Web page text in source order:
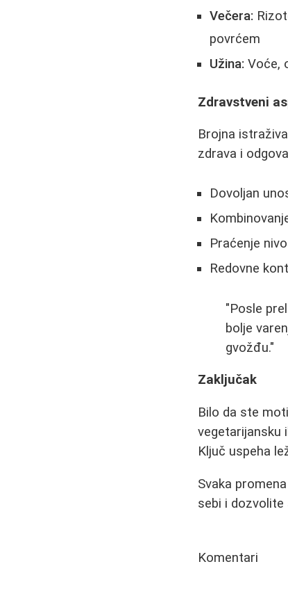
Večera:
povrćem
Užina: Voće,
Zdravstveni
Brojna
zdrava i
Dovoljan
Praćenje
Redovne
"Posle
bolje
gvožđu."
Zaključak
Bilo da ste
vegetarijansku
Ključ uspeha
Svaka
sebi i
Komentari